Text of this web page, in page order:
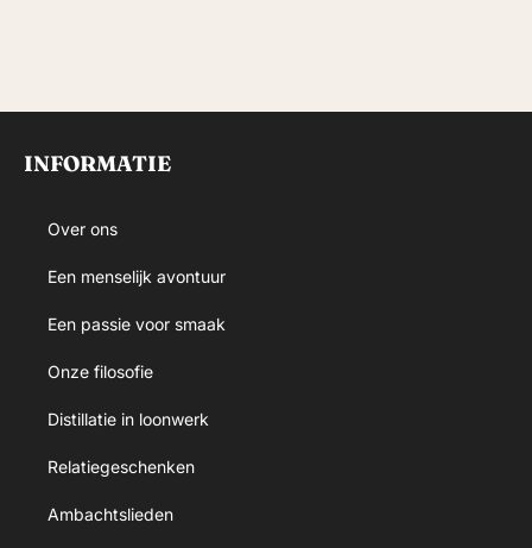
INFORMATIE
Over ons
Een menselijk avontuur
Een passie voor smaak
Onze filosofie
Distillatie in loonwerk
Relatiegeschenken
Ambachtslieden